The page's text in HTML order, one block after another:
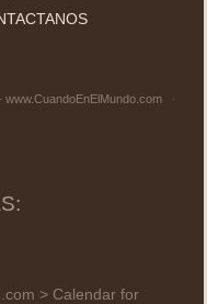
> Calendar for